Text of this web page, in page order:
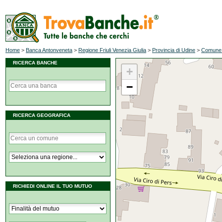
Home > Banca Antonveneta > Regione Friuli Venezia Giulia > Provincia di Udine >
RICERCA BANCHE
RICERCA GEOGRAFICA
RICHIEDI ONLINE IL TUO MUTUO
+
−